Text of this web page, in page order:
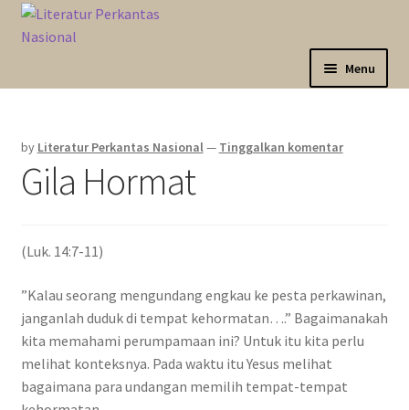
Skip
to
Langsung
ke
Menu
Kategori
Marketplace
Katalog
by Literatur Perkantas Nasional— Tinggalkan komentar
Gila Hormat
(Luk. 14:7-11)
”Kalau seorang mengundang engkau ke pesta perkawinan,
janganlah duduk di tempat kehormatan….” Bagaimanakah
kita memahami perumpamaan ini? Untuk itu kita perlu
melihat konteksnya. Pada waktu itu Yesus melihat
bagaimana para undangan memilih tempat-tempat